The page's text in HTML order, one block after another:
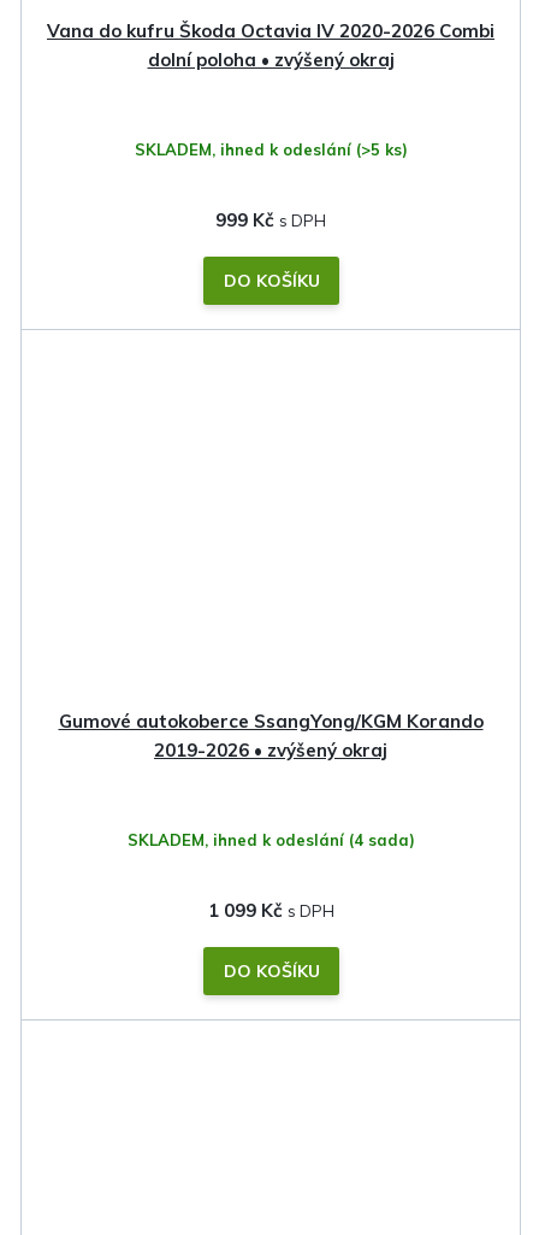
Vana do kufru Škoda Octavia IV 2020-2026 Combi
dolní poloha • zvýšený okraj
SKLADEM, ihned k odeslání (>5 ks)
999 Kč
DO KOŠÍKU
Gumové autokoberce SsangYong/KGM Korando
2019-2026 • zvýšený okraj
SKLADEM, ihned k odeslání (4 sada)
1 099 Kč
DO KOŠÍKU